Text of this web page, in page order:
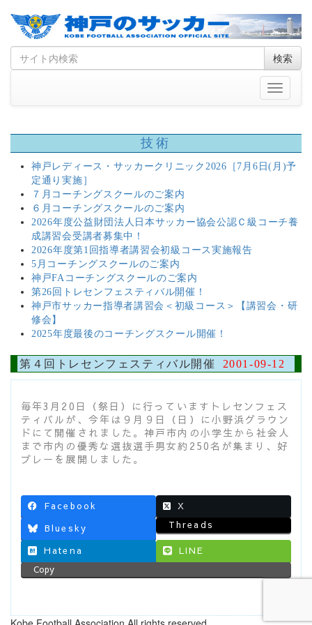
Skip
to
Search
for
検索
Toggle
技術
神戸レディース・サッカークリニック2026［7月6日(月)予
定通り実施］
７月コーチングスクールのご案内
６月コーチングスクールのご案内
2026年度公益財団法人日本サッカー協会公認Ｃ級コーチ養
成講習会受講者募集中！
2026年度第1回指導者講習会初級コース実施報告
5月コーチングスクールのご案内
神戸FAコーチングスクールのご案内
第26回トレセンフェスティバル開催！
神戸市サッカー指導者講習会＜初級コース＞【講習会・研
修会】
2025年度最後のコーチングスクール開催！
第４回トレセンフェスティバル開催 2001-09-12
毎年3月20日（祭日）に行っていますトレセンフェス
ティバルが、今年は９月９日（日）に小野浜グラウン
ドにて開催されました。神戸市内の小学生から社会人
まで市内の優秀な選抜選手男女約250名が集まり、好
プレーを展開しました。
Facebook
X
Bluesky
Threads
Hatena
LINE
Copy